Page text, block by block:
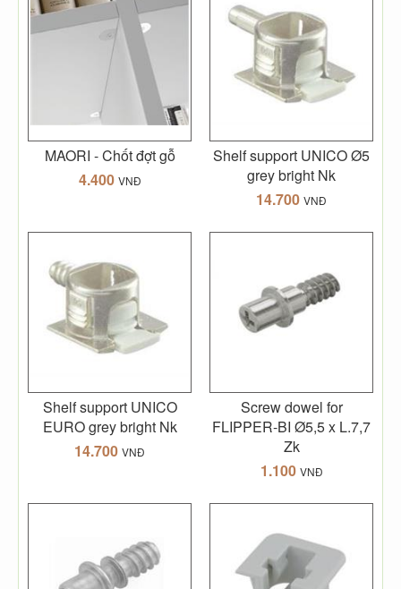
MAORI - Chốt đợt gỗ
4.400 VNĐ
Shelf support UNICO Ø5
grey bright Nk
14.700 VNĐ
Shelf support UNICO
EURO grey bright Nk
14.700 VNĐ
Screw dowel for
FLIPPER-BI Ø5,5 x L.7,7
Zk
1.100 VNĐ